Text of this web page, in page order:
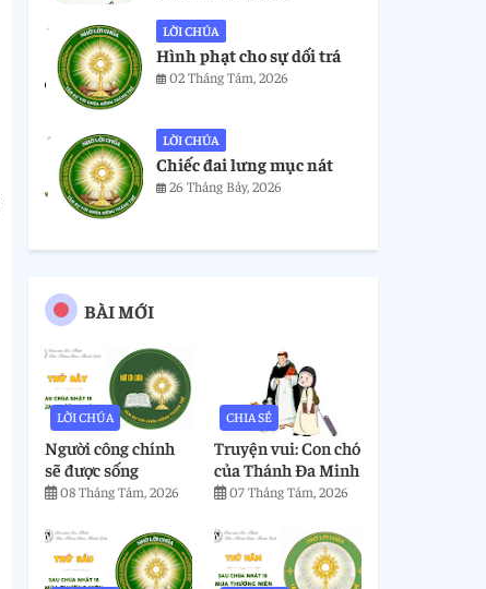
LỜI CHÚA
Hình phạt cho sự dối trá
02 Tháng Tám, 2026
LỜI CHÚA
Chiếc đai lưng mục nát
26 Tháng Bảy, 2026
BÀI MỚI
LỜI CHÚA
Người công chính
sẽ được sống
08 Tháng Tám, 2026
CHIA SẺ
Truyện vui: Con chó
của Thánh Đa Minh
07 Tháng Tám, 2026